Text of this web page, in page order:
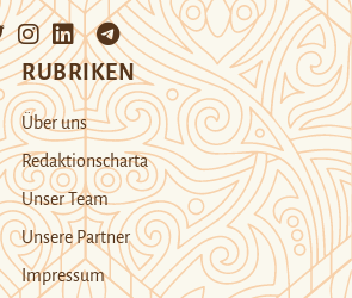
RUBRIKEN
Über uns
Redaktionscharta
Unser Team
Unsere Partner
Impressum